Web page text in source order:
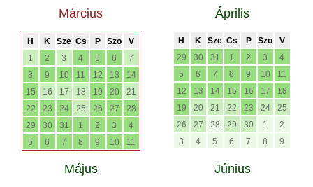
Március
H K Sze Cs P Szo
V
1
2 3 4 5 6
7
8
9 10 11 12 13
14
15
16 17 18 19 20
21
22
23 24 25 26 27
28
29
30 31 1 2 3
4
5
6 7 8 9 10 11
Április
H K Sze Cs P Szo
V
29
30 31 1 2 3
4
5
6 7 8 9 10
11
12
13 14 15 16 17
18
19
20 21 22 23 24
25
26
27 28 29 30 1
2
3
4 5 6 7 8 9
Május Június